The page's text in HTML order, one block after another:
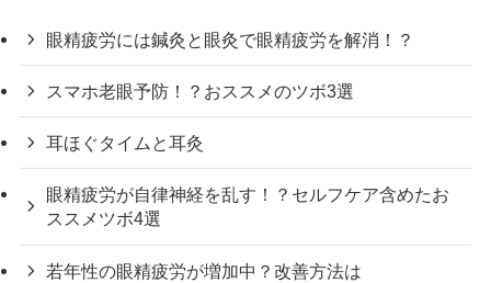
眼精疲労には鍼灸と眼灸で眼精疲労を解消！？
スマホ老眼予防！？おススメのツボ3選
耳ほぐタイムと耳灸
眼精疲労が自律神経を乱す！？セルフケア含めたお
ススメツボ4選
若年性の眼精疲労が増加中？改善方法は